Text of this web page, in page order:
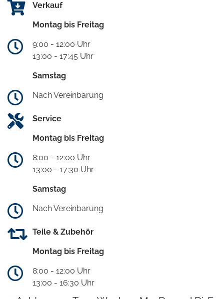
Verkauf
Montag bis Freitag
9:00 - 12:00 Uhr
13:00 - 17:45 Uhr
Samstag
Nach Vereinbarung
Service
Montag bis Freitag
8:00 - 12:00 Uhr
13:00 - 17:30 Uhr
Samstag
Nach Vereinbarung
Teile & Zubehör
Montag bis Freitag
8:00 - 12:00 Uhr
13:00 - 16:30 Uhr